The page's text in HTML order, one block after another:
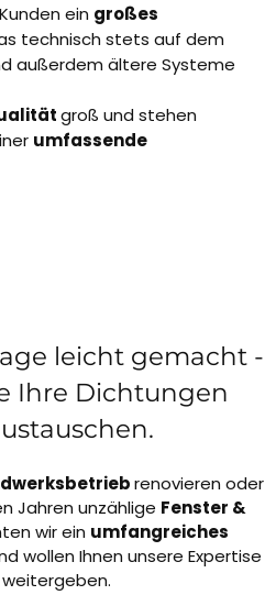
ein großes
technisch stets auf dem
außerdem ältere Systeme
groß und stehen
umfassende
leicht gemacht -
Ihre Dichtungen
renovieren oder
Jahren unzählige Fenster &
wir ein umfangreiches
wollen Ihnen unsere Expertise